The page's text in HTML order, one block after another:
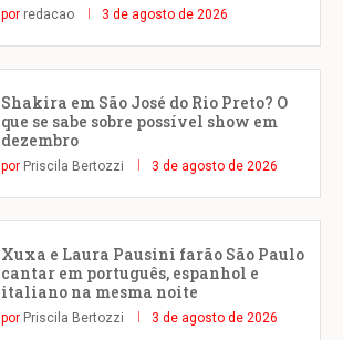
por redacao 3 de agosto de 2026
Shakira em São José do Rio Preto? O
que se sabe sobre possível show em
dezembro
por Priscila Bertozzi 3 de agosto de 2026
Xuxa e Laura Pausini farão São Paulo
cantar em português, espanhol e
italiano na mesma noite
por Priscila Bertozzi 3 de agosto de 2026